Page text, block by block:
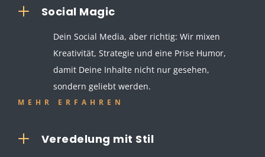
L Social Magic
Dein Social Media, aber richtig: Wir mixen
Kreativität, Strategie und eine Prise Humor,
damit Deine Inhalte nicht nur gesehen,
sondern geliebt werden.
MEHR ERFAHREN
L Veredelung mit Stil